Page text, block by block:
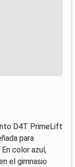
D4T PrimeLift
para
color azul,
el gimnasio